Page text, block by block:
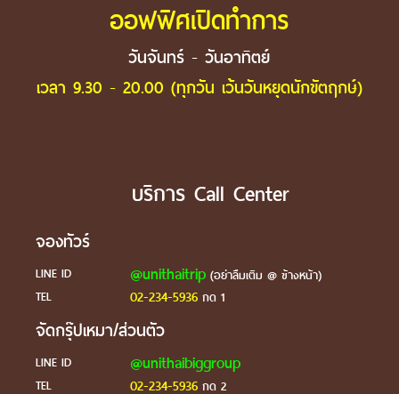
ออฟฟิศเปิดทำการ
วันจันทร์ - วันอาทิตย์
เวลา 9.30 - 20.00 (ทุกวัน เว้นวันหยุดนักขัตฤกษ์)
บริการ Call Center
จองทัวร์
LINE ID @unithaitrip(อย่าลืมเติม @ ข้างหน้า)
TEL
02-234-5936กด 1
จัดกรุ๊ปเหมา/ส่วนตัว
LINE ID @unithaibiggroup
TEL 02-234-5936กด 2